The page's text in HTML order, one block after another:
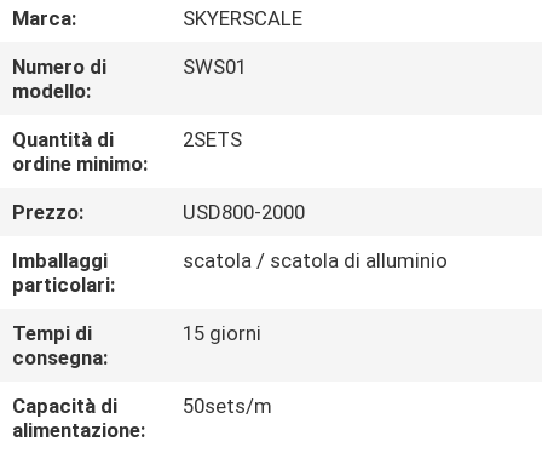
SU
DI
NOI
VISITA
DELLA
FABBRICA
CONTROLLO
DELLA
QUALITÀ
Marca:
SKYERSCALE
Numero di
modello:
SWS01
Quantità di
ordine minimo:
2SETS
Prezzo:
USD800-2000
Imballaggi
particolari:
scatola / scatola di alluminio
Tempi di
consegna:
15 giorni
Capacità di
alimentazione:
50sets/m